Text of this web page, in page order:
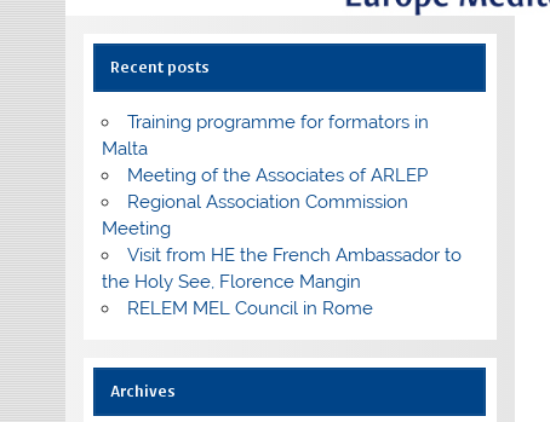
Recent posts
Training programme for formators in
Malta
Meeting of the Associates of ARLEP
Regional Association Commission
Meeting
Visit from HE the French Ambassador to
the Holy See, Florence Mangin
RELEM MEL Council in Rome
Archives